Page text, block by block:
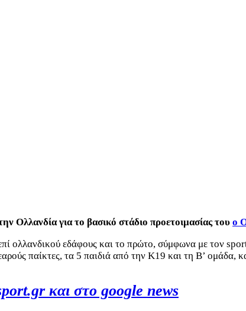
Ολλανδία για το βασικό στάδιο προετοιμασίας του ο
ολλανδικού εδάφους και το πρώτο, σύμφωνα με τον
παίκτες, τα 5 παιδιά από την Κ19 και τη Β’ ομάδα,
και στο google news